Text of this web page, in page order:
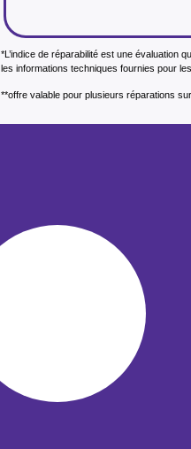
*L’indice de réparabilité est une évaluation
les informations techniques fournies pour
**offre valable pour plusieurs réparations